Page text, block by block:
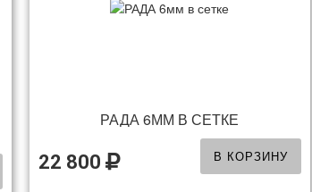
РАДА 6ММ В СЕТКЕ
22 800 В КОРЗИНУ